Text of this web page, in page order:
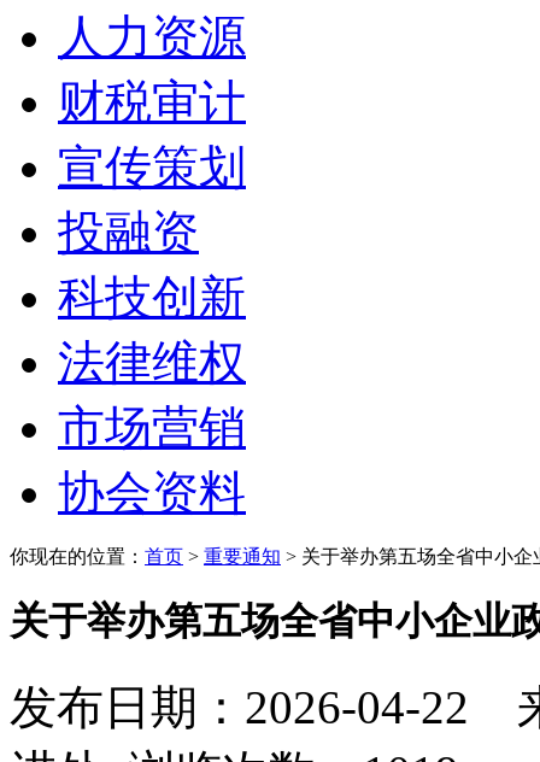
人力资源
财税审计
宣传策划
投融资
科技创新
法律维权
市场营销
协会资料
你现在的位置： 首页 > 重要通知 > 关于举办第五场全省中小
关于举办第五场全省中小企业
发布日期：2026-04-22